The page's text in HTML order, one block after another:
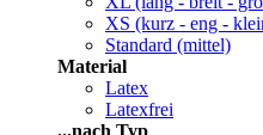
XS (kurz - eng -
Standard (mittel)
Material
Latex
Latexfrei
...nach Typ